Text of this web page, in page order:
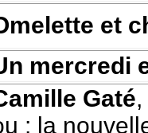
et
mercredi
Gaté
: la